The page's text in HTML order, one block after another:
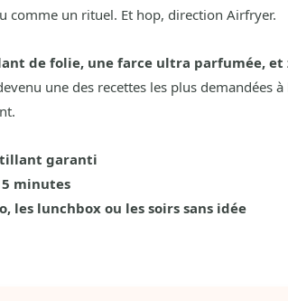
comme un rituel. Et hop, direction Airfryer.
de folie, une farce ultra parfumée, et
une des recettes les plus demandées
garanti
minutes
les lunchbox ou les soirs sans idée